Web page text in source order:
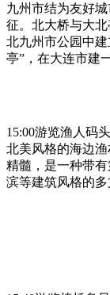
九州市结为友好
征。北大桥与大
北九州市公园中
亭”，在大连市建
15:00游览渔人码
北美风格的海边
精髓，是一种带
滨等建筑风格的多